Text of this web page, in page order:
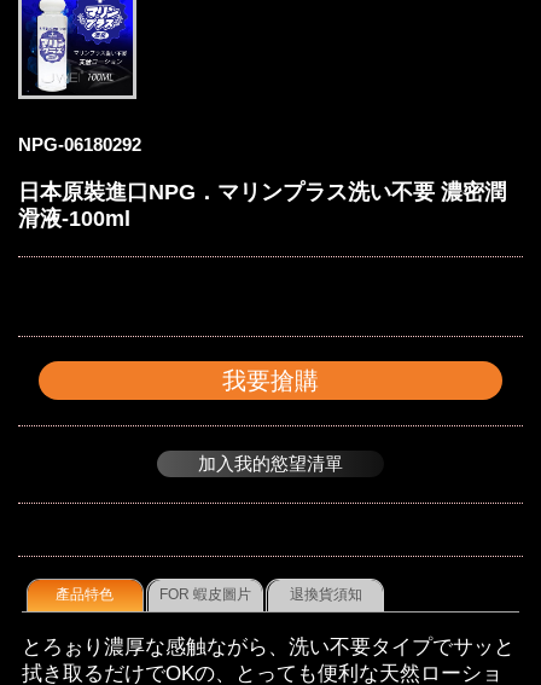
NPG-06180292
日本原裝進口NPG．マリンプラス洗い不要 濃密潤
滑液-100ml
我要搶購
加入我的慾望清單
產品特色 FOR 蝦皮圖片 退換貨須知
とろぉり濃厚な感触ながら、洗い不要タイプでサッと
拭き取るだけでOKの、とっても便利な天然ローショ